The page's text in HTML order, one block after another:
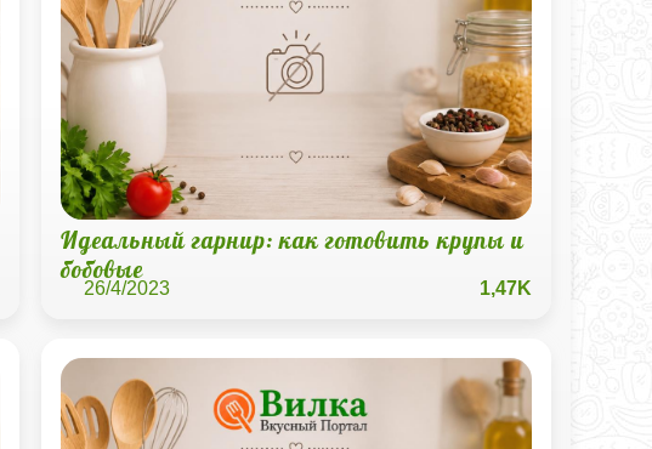
Идеальный гарнир: как готовить крупы и
бобовые
26/4/2023 1,47K